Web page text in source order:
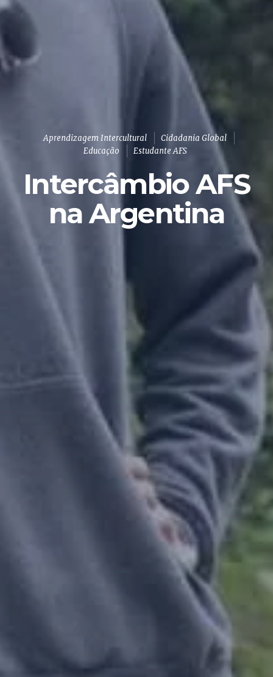
Aprendizagem Intercultural
Cidadania Global
Educação
Estudante AFS
Intercâmbio AFS
na Argentina